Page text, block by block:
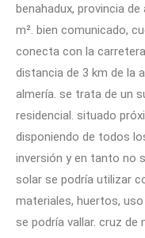
benahadux, provincia
m². bien comunicado,
conecta con la
distancia de 3 km de la
almería. se trata de un
residencial. situado
disponiendo de todos
inversión y en tanto no
solar se podría utilizar
materiales, huertos,
se podría vallar. cruz de